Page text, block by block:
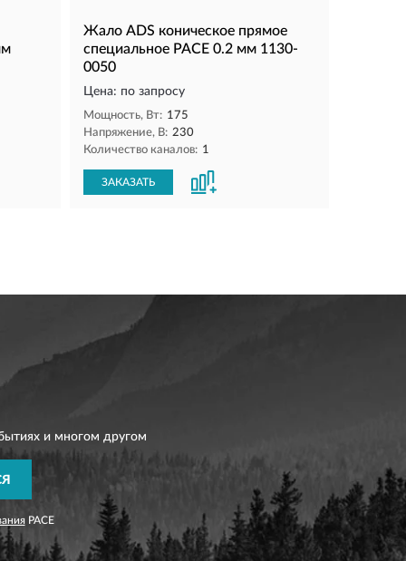
Жало ADS коническое прямое
специальное PACE 0.2 мм 1130-
0050
Цена: по запросу
Мощность, Вт: 175
Напряжение, В: 230
Количество каналов: 1
ЗАКАЗАТЬ
и многом другом
PACE